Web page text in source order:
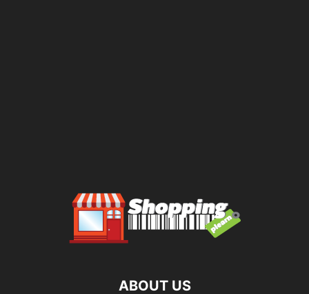
ABOUT US